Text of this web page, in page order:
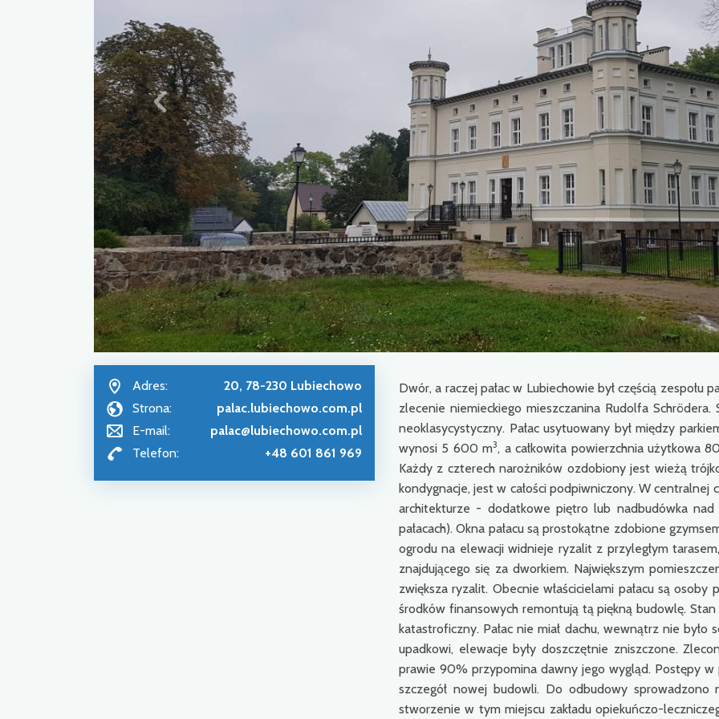
Adres:
20, 78-230 Lubiechowo
Strona:
palac.lubiechowo.com.pl
E-mail:
palac@lubiechowo.com.pl
Telefon:
+48 601 861 969
Dwór, a raczej pałac w Lubiechowie był częścią zespołu
zlecenie niemieckiego mieszczanina Rudolfa
neoklasycystyczny. Pałac usytuowany był między
wynosi 5 600 m3, a całkowita powierzchnia użytkowa
Każdy z czterech narożników ozdobiony jest wieżą
kondygnacje, jest w całości podpiwniczony. W
architekturze - dodatkowe piętro lub nadbudówka nad
pałacach). Okna pałacu są prostokątne zdobione
ogrodu na elewacji widnieje ryzalit z przyległym
znajdującego się za dworkiem. Największym
zwiększa ryzalit. Obecnie właścicielami pałacu są
środków finansowych remontują tą piękną budowlę.
katastroficzny. Pałac nie miał dachu, wewnątrz nie było
upadkowi, elewacje były doszczętnie zniszczone.
prawie 90% przypomina dawny jego wygląd. Postępy w
szczegół nowej budowli. Do odbudowy sprowadzono
stworzenie w tym miejscu zakładu opiekuńczo-